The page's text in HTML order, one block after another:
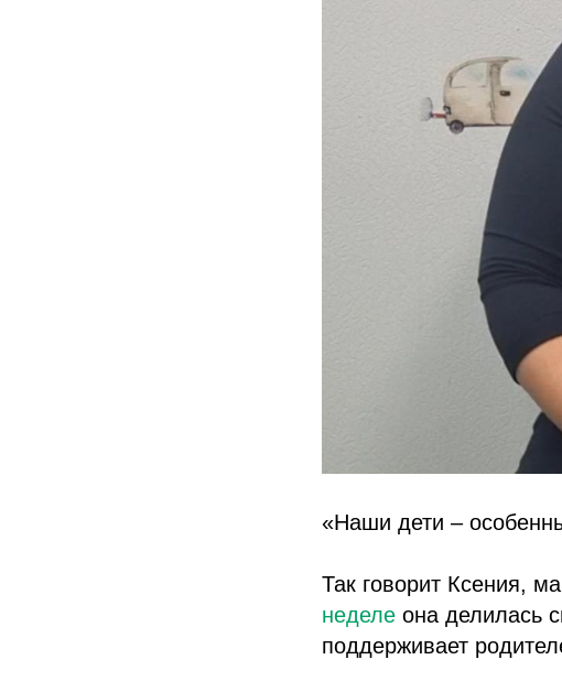
«Наши дети –
Так говорит Ксения,
неделе она делилась
поддерживает